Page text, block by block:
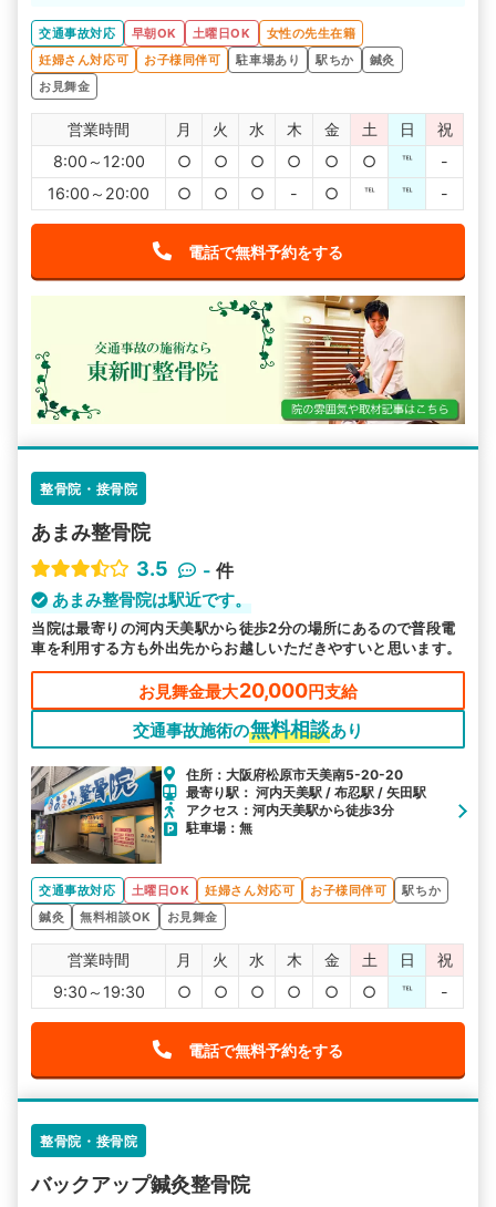
交通事故対応 早朝OK 土曜日OK
女性の先生在籍
妊婦さん対応可
お子様同伴可 駐車場あり 駅ちか
鍼灸
お見舞金
営業時間 月 火 水 木 金 土 日
祝
8:00～12:00
○ ○ ○ ○ ○ ○ ℡
-
16:00～20:00
○ ○ ○ - ○ ℡ ℡ -
電話で無料予約をする
整骨院・接骨院
あまみ整骨院
3.5
- 件
あまみ整骨院は駅近です。
当院は最寄りの河内天美駅から徒歩2分の場所にあるので普段電
車を利用する方も外出先からお越しいただきやすいと思います。
お見舞金最大20,000円支給
交通事故施術の無料相談あり
住所：大阪府松原市天美南5-20-20
最寄り駅： 河内天美駅 / 布忍駅 / 矢田駅
アクセス：河内天美駅から徒歩3分
駐車場：無
交通事故対応 土曜日OK 妊婦さん対応可 お子様同伴可
駅ちか
鍼灸
無料相談OK お見舞金
営業時間 月 火 水 木 金 土 日
祝
9:30～19:30
○ ○ ○ ○ ○ ○ ℡ -
電話で無料予約をする
整骨院・接骨院
バックアップ鍼灸整骨院